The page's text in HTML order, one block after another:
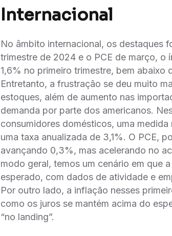
Internacional
No âmbito internacional, os destaques
trimestre de 2024 e o PCE de março,
1,6% no primeiro trimestre, bem
Entretanto, a frustração se deu muito
estoques, além de aumento nas
demanda por parte dos americanos.
consumidores domésticos, uma
uma taxa anualizada de 3,1%. O PCE,
avançando 0,3%, mas acelerando no
modo geral, temos um cenário em que
esperado, com dados de atividade e
Por outro lado, a inflação nesses
como os juros se mantém acima do
“no landing”.